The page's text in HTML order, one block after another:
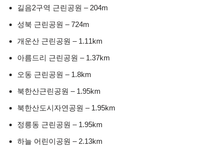
길음2구역 근린공원 – 204m
성북 근린공원 – 724m
개운산 근린공원 – 1.11km
아름드리 근린공원 – 1.37km
오동 근린공원 – 1.8km
북한산근린공원 – 1.95km
북한산도시자연공원 – 1.95km
정릉동 근린공원 – 1.95km
하늘 어린이공원 – 2.13km